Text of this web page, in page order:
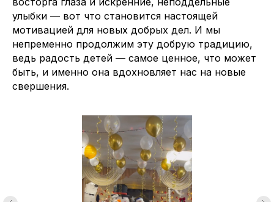
улыбки — вот что становится настоящей
мотивацией для новых добрых дел. И мы
непременно продолжим эту добрую традицию,
ведь радость детей — самое ценное, что может
быть, и именно она вдохновляет нас на новые
свершения.
Продукты
Вопросы и предложения
Москва, Зеленоград, Солнечная
аллея, д. 6, помещение VI, офис 7